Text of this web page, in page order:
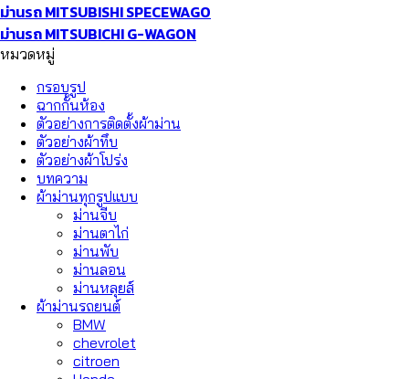
ม่านรถ MITSUBISHI​ SPECEWAGO
ม่านรถ MITSUBICHI G-WAGON
หมวดหมู่
กรอบรูป
ฉากกั้นห้อง
ตัวอย่างการติดตั้งผ้าม่าน
ตัวอย่างผ้าทึบ
ตัวอย่างผ้าโปร่ง
บทความ
ผ้าม่านทุกรูปแบบ
ม่านจีบ
ม่านตาไก่
ม่านพับ
ม่านลอน
ม่านหลุยส์
ผ้าม่านรถยนต์
BMW
chevrolet
citroen